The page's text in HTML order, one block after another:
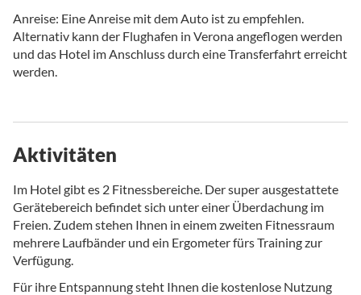
Anreise: Eine Anreise mit dem Auto ist zu empfehlen.
Alternativ kann der Flughafen in Verona angeflogen werden
und das Hotel im Anschluss durch eine Transferfahrt erreicht
werden.
Aktivitäten
Im Hotel gibt es 2 Fitnessbereiche. Der super ausgestattete
Gerätebereich befindet sich unter einer Überdachung im
Freien. Zudem stehen Ihnen in einem zweiten Fitnessraum
mehrere Laufbänder und ein Ergometer fürs Training zur
Verfügung.
Für ihre Entspannung steht Ihnen die kostenlose Nutzung